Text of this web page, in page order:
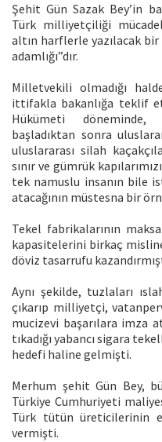
Şehit Gün Sazak Bey’in
Türk milliyetçiliği
altın harflerle yazılacak
adamlığı”dır.
Milletvekili olmadığı
ittifakla bakanlığa teklif
Hükümeti döneminde,
başladıktan sonra
uluslararası silah
sınır ve gümrük
tek namuslu insanın bile
atacağının müstesna bir
Tekel fabrikalarının
kapasitelerini birkaç
döviz tasarrufu
Aynı şekilde, tuzlaları
çıkarıp milliyetçi,
mucizevi başarılara imza
tıkadığı yabancı sigara
hedefi haline gelmişti.
Merhum şehit Gün Bey,
Türkiye Cumhuriyeti
Türk tütün üreticilerinin
vermişti.